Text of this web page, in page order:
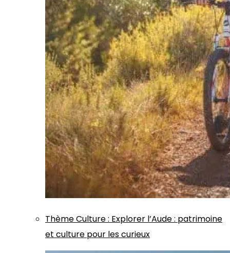
ThèmeCulture: Explorer l’Aude : patrimoine
et culture pour les curieux